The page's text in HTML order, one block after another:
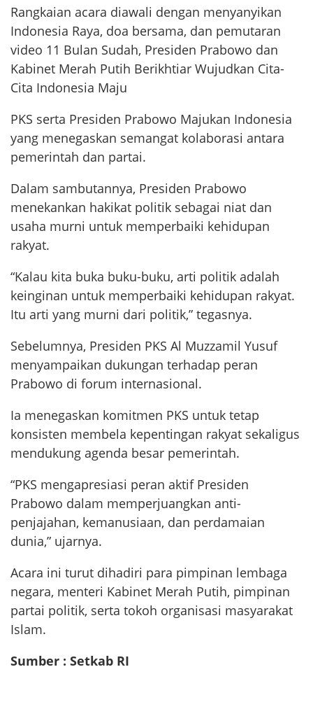
Rangkaian acara diawali dengan menyanyikan
Indonesia Raya, doa bersama, dan pemutaran
video 11 Bulan Sudah, Presiden Prabowo dan
Kabinet Merah Putih Berikhtiar Wujudkan Cita-
Cita Indonesia Maju
PKS serta Presiden Prabowo Majukan Indonesia
yang menegaskan semangat kolaborasi antara
pemerintah dan partai.
Dalam sambutannya, Presiden Prabowo
menekankan hakikat politik sebagai niat dan
usaha murni untuk memperbaiki kehidupan
rakyat.
“Kalau kita buka buku-buku, arti politik adalah
keinginan untuk memperbaiki kehidupan rakyat.
Itu arti yang murni dari politik,” tegasnya.
Sebelumnya, Presiden PKS Al Muzzamil Yusuf
menyampaikan dukungan terhadap peran
Prabowo di forum internasional.
Ia menegaskan komitmen PKS untuk tetap
konsisten membela kepentingan rakyat sekaligus
mendukung agenda besar pemerintah.
“PKS mengapresiasi peran aktif Presiden
Prabowo dalam memperjuangkan anti-
penjajahan, kemanusiaan, dan perdamaian
dunia,” ujarnya.
Acara ini turut dihadiri para pimpinan lembaga
negara, menteri Kabinet Merah Putih, pimpinan
partai politik, serta tokoh organisasi masyarakat
Islam.
Sumber : Setkab RI